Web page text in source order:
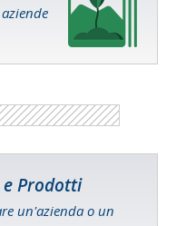
e Prodotti
un'azienda o un